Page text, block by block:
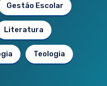
Gestão Escolar
Literatura
Teologia